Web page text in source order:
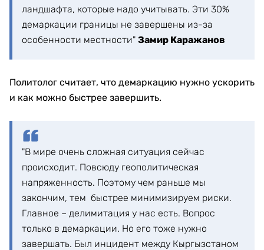
ландшафта, которые надо учитывать. Эти 30%
демаркации границы не завершены из-за
особенности местности" Замир Каражанов
Политолог считает, что демаркацию нужно ускорить
и как можно быстрее завершить.
"В мире очень сложная ситуация сейчас
происходит. Повсюду геополитическая
напряженность. Поэтому чем раньше мы
закончим, тем быстрее минимизируем риски.
Главное – делимитация у нас есть. Вопрос
только в демаркации. Но его тоже нужно
завершать. Был инцидент между Кыргызстаном